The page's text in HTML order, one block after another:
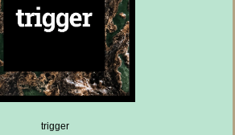
trigger